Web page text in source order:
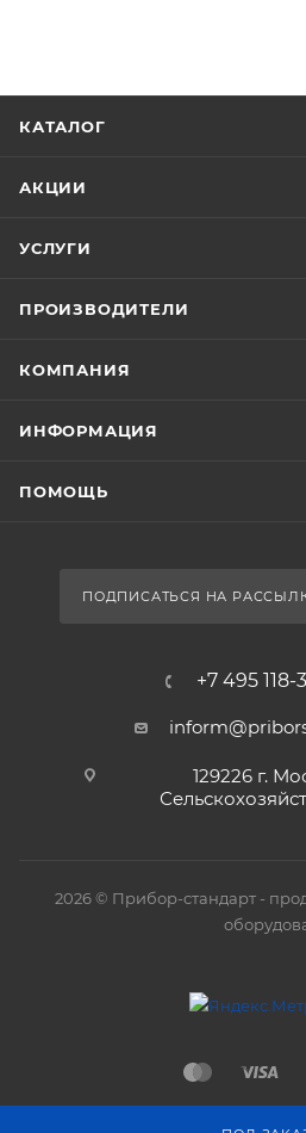
КАТАЛОГ
АКЦИИ
УСЛУГИ
ПРОИЗВОДИТЕЛИ
КОМПАНИЯ
ИНФОРМАЦИЯ
ПОМОЩЬ
ПОДПИСАТЬСЯ НА
+7 495 118-
129226 г.
2026 © Прибор-стандарт -